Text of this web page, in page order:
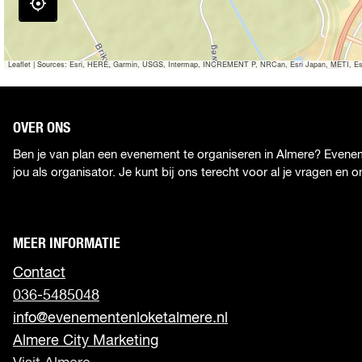
i
Leaflet|Sources: Esri, HERE, Garmin, USGS, Intermap, INCREMENT P, NRCan, Esri Japan, METI,
OVER ONS
Ben je van plan een evenement te organiseren in Almere?
jou als organisator. Je kunt bij ons terecht voor al je vragen en
MEER INFORMATIE
Contact
036-5485048
info@evenementenloketalmere.nl
Almere City Marketing